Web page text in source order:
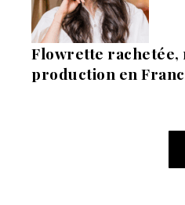
Flowrette rachetée,
production en